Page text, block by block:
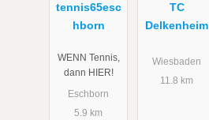
tennis65esc
hborn
WENN Tennis,
dann HIER!
Eschborn
5.9 km
TC
Delkenheim
Wiesbaden
11.8 km